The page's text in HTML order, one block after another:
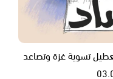
تسوية غزة وتصاعد